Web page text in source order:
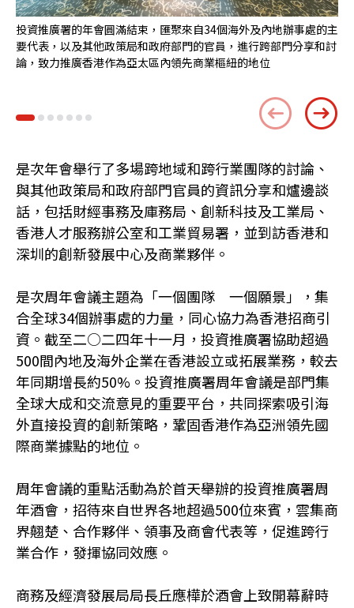
投資推廣署的年會圓滿結束，匯聚來自34個海外及內地辦事處的主
要代表，以及其他政策局和政府部門的官員，進行跨部門分享和討
論，致力推廣香港作為亞太區內領先商業樞紐的地位
是次年會舉行了多場跨地域和跨行業團隊的討論、
與其他政策局和政府部門官員的資訊分享和爐邊談
話，包括財經事務及庫務局、創新科技及工業局、
香港人才服務辦公室和工業貿易署，並到訪香港和
深圳的創新發展中心及商業夥伴。
是次周年會議主題為「一個團隊 一個願景」，集
合全球34個辦事處的力量，同心協力為香港招商引
資。截至二○二四年十一月，投資推廣署協助超過
500間內地及海外企業在香港設立或拓展業務，較去
年同期增長約50%。投資推廣署周年會議是部門集
全球大成和交流意見的重要平台，共同探索吸引海
外直接投資的創新策略，鞏固香港作為亞洲領先國
際商業據點的地位。
周年會議的重點活動為於首天舉辦的投資推廣署周
年酒會，招待來自世界各地超過500位來賓，雲集商
界翹楚、合作夥伴、領事及商會代表等，促進跨行
業合作，發揮協同效應。
商務及經濟發展局局長丘應樺於酒會上致開幕辭時